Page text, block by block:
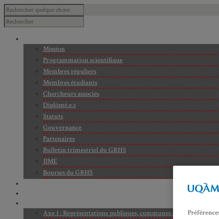
Mission
Programmation scientifique
Membres réguliers
Membres étudiants
Chercheurs associés
Diplômé.e.s
Statuts
Gouvernance
Partenaires
Bulletin trimestriel du GRHS
JIME
Bourses du GRHS
Axe 1 : Représentations publiques, communes et privées de la